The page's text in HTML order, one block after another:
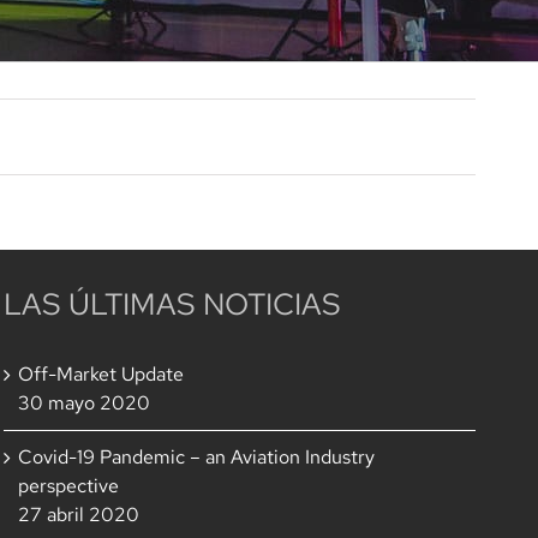
LAS ÚLTIMAS NOTICIAS
Off-Market Update
30 mayo 2020
Covid-19 Pandemic – an Aviation Industry
perspective
27 abril 2020